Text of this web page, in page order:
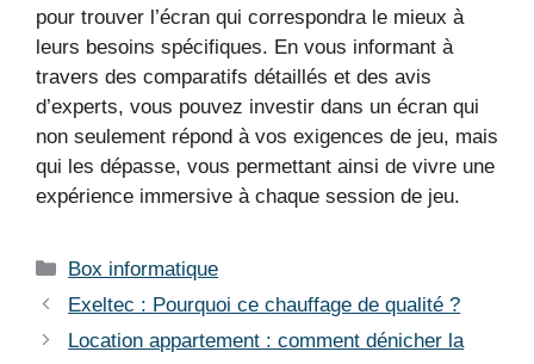
pour trouver l’écran qui correspondra le mieux à
leurs besoins spécifiques. En vous informant à
travers des comparatifs détaillés et des avis
d’experts, vous pouvez investir dans un écran qui
non seulement répond à vos exigences de jeu, mais
qui les dépasse, vous permettant ainsi de vivre une
expérience immersive à chaque session de jeu.
Catégories
Box informatique
Exeltec : Pourquoi ce chauffage de qualité ?
Location appartement : comment dénicher la